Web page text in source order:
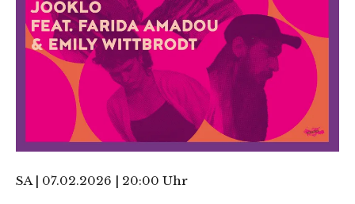
SA | 07.02.2026 | 20:00 Uhr